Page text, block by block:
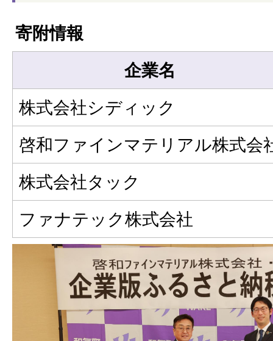
寄附情報
企業名
株式会社シディック
啓和ファインマテリアル株式会
株式会社タック
ファナテック株式会社